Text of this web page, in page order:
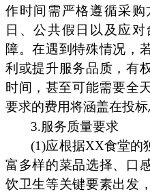
作时间需严格遵循采
日、公共假日以及应
障。在遇到特殊情况，
利或提升服务品质，有
时间，甚至可能需要全
要求的费用将涵盖在投标
3.服务质量要求
(1)应根据XX食堂的
富多样的菜品选择、口
饮卫生等关键要素出发